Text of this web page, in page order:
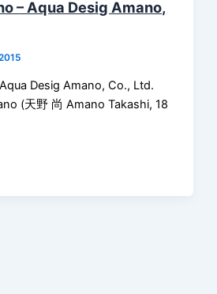
– Aqua Desig Amano,
Desig Amano, Co., Ltd.
(天野 尚 Amano Takashi, 18